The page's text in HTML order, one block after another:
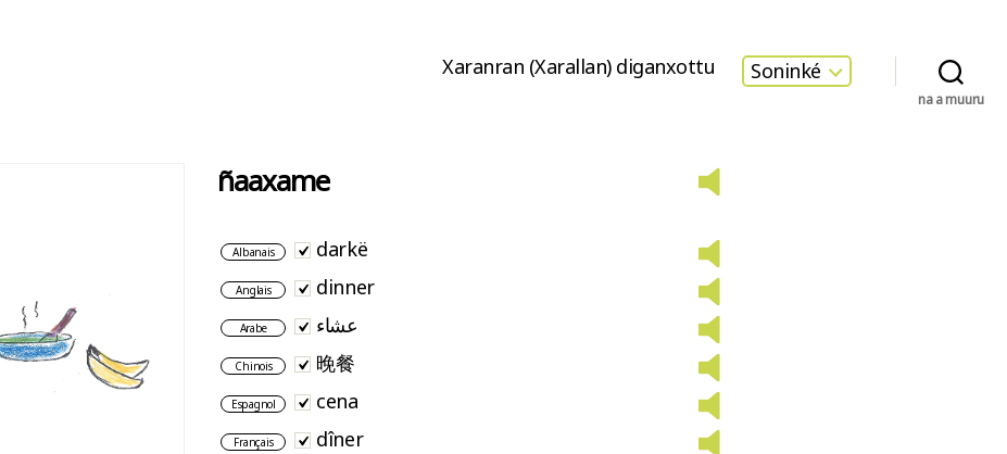
Xaranran (Xarallan) diganxottu Soninké
na a muuru
ñaaxame
Albanais darkë
Anglais dinner
Arabe عشاء
Chinois 晚餐
Espagnol cena
Français dîner